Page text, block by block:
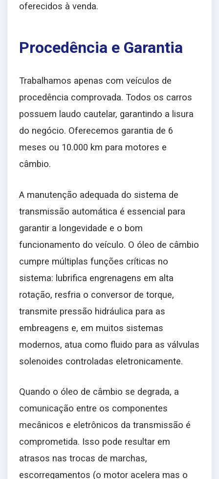
oferecidos à venda.
Procedência e Garantia
Trabalhamos apenas com veículos de
procedência comprovada. Todos os carros
possuem laudo cautelar, garantindo a lisura
do negócio. Oferecemos garantia de 6
meses ou 10.000 km para motores e
câmbio.
A manutenção adequada do sistema de
transmissão automática é essencial para
garantir a longevidade e o bom
funcionamento do veículo. O óleo de câmbio
cumpre múltiplas funções críticas no
sistema: lubrifica engrenagens em alta
rotação, resfria o conversor de torque,
transmite pressão hidráulica para as
embreagens e, em muitos sistemas
modernos, atua como fluido para as válvulas
solenoides controladas eletronicamente.
Quando o óleo de câmbio se degrada, a
comunicação entre os componentes
mecânicos e eletrônicos da transmissão é
comprometida. Isso pode resultar em
atrasos nas trocas de marchas,
escorregamentos (o motor acelera mas o